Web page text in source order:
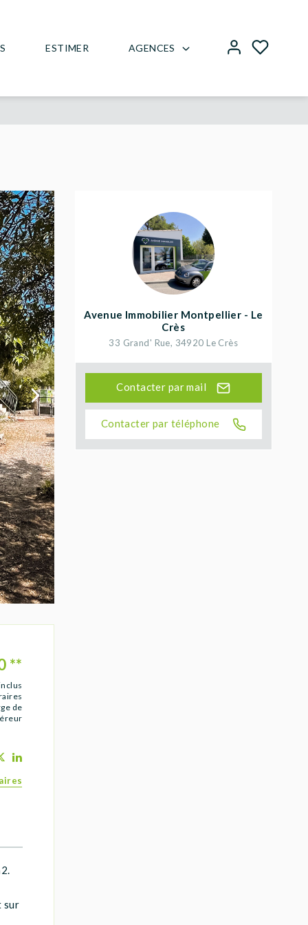
ESTIMER AGENCES
**
de
sur
Avenue Immobilier Montpellier - Le
Crès
33 Grand' Rue, 34920 Le Crès
Contacter par mail
Contacter par téléphone